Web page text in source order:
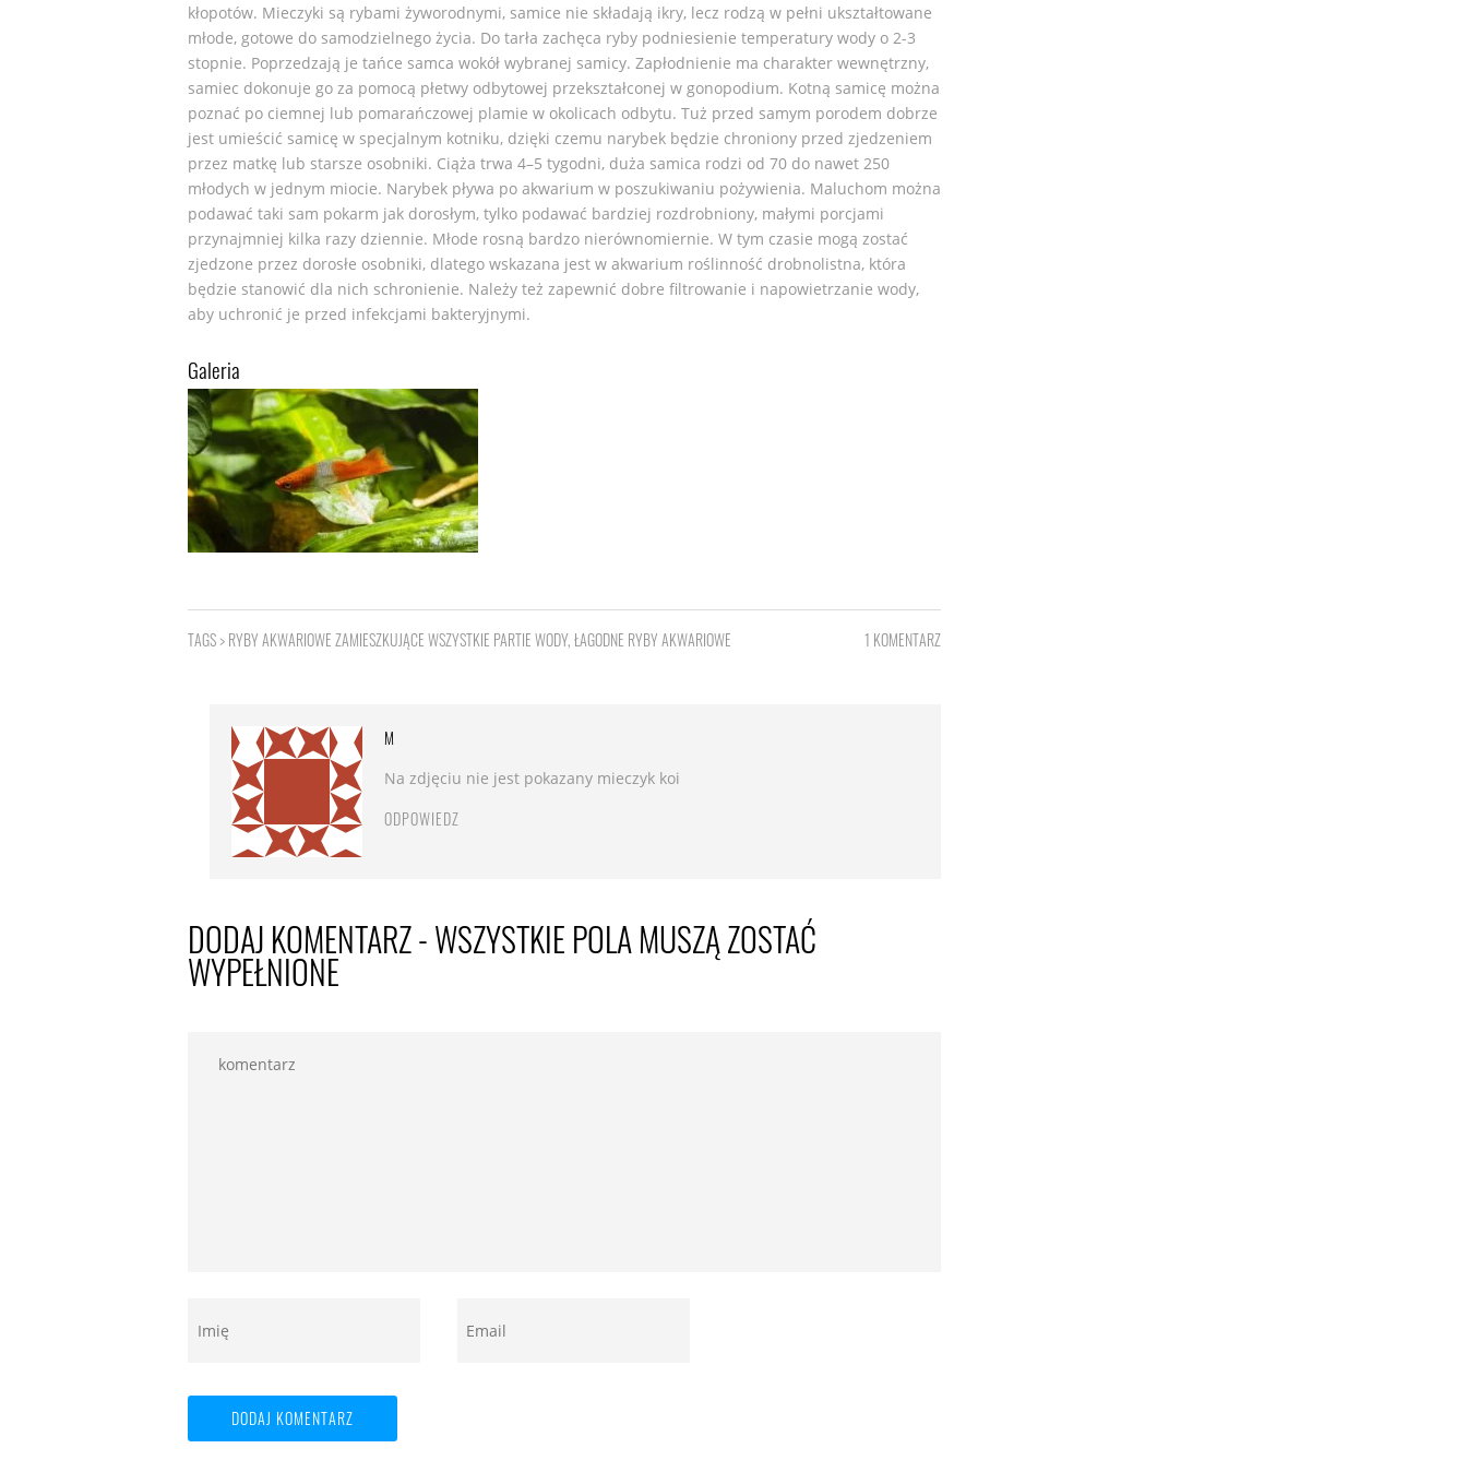
kłopotów. Mieczyki są rybami żyworodnymi, samice nie składają ikry, lecz rodzą w pełni ukształtowane
młode, gotowe do samodzielnego życia. Do tarła zachęca ryby podniesienie temperatury wody o 2-3
stopnie. Poprzedzają je tańce samca wokół wybranej samicy. Zapłodnienie ma charakter wewnętrzny,
samiec dokonuje go za pomocą płetwy odbytowej przekształconej w gonopodium. Kotną samicę można
poznać po ciemnej lub pomarańczowej plamie w okolicach odbytu. Tuż przed samym porodem dobrze
jest umieścić samicę w specjalnym kotniku, dzięki czemu narybek będzie chroniony przed zjedzeniem
przez matkę lub starsze osobniki. Ciąża trwa 4–5 tygodni, duża samica rodzi od 70 do nawet 250
młodych w jednym miocie. Narybek pływa po akwarium w poszukiwaniu pożywienia. Maluchom można
podawać taki sam pokarm jak dorosłym, tylko podawać bardziej rozdrobniony, małymi porcjami
przynajmniej kilka razy dziennie. Młode rosną bardzo nierównomiernie. W tym czasie mogą zostać
zjedzone przez dorosłe osobniki, dlatego wskazana jest w akwarium roślinność drobnolistna, która
będzie stanowić dla nich schronienie. Należy też zapewnić dobre filtrowanie i napowietrzanie wody,
aby uchronić je przed infekcjami bakteryjnymi.
Galeria
TAGS >RYBY AKWARIOWE ZAMIESZKUJĄCE WSZYSTKIE PARTIE WODY,ŁAGODNE RYBY AKWARIOWE 1 KOMENTARZ
M
Na zdjęciu nie jest pokazany mieczyk koi
ODPOWIEDZ
DODAJ KOMENTARZ - WSZYSTKIE POLA MUSZĄ ZOSTAĆ
WYPEŁNIONE